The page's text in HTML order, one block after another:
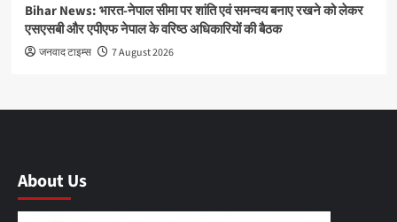
Bihar News: भारत-नेपाल सीमा पर शांति एवं समन्वय बनाए रखने को लेकर
एसएसबी और एपीएफ नेपाल के वरिष्ठ अधिकारियों की बैठक
जनवाद टाइम्स 7 August 2026
About Us